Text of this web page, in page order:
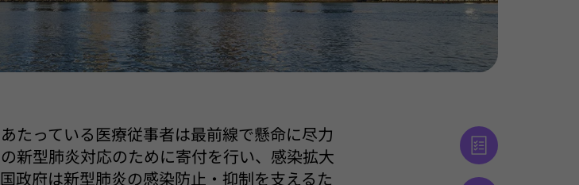
たっている医療従事者は最前線で懸命に尽力
新型肺炎対応のために寄付を行い、感染拡大
政府は新型肺炎の感染防止・抑制を支えるた